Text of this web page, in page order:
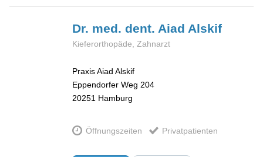
Dr. med. dent. Aiad Alskif
Kieferorthopäde, Zahnarzt
Praxis Aiad Alskif
Eppendorfer Weg 204
20251 Hamburg
Öffnungszeiten Privatpatienten